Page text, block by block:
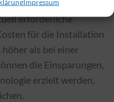
der
erforderliche
für die Installation
als bei einer
die Einsparungen,
erzielt werden,